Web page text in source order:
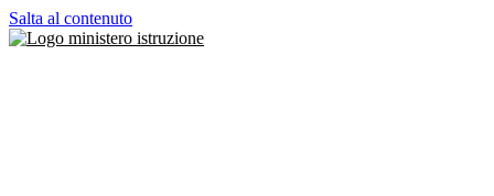
Salta al contenuto